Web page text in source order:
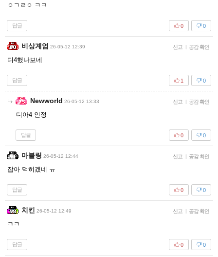
ㅇㄱㄹㅇ ㅋㅋ
답글 0
0
비상계엄 26-05-12 12:39 신고 공감 확인
디4했나보네
답글 0
1
Newworld 26-05-12 13:33 신고 공감 확인
디아4 인정
답글 0
0
마블링 26-05-12 12:44 신고 공감 확인
잡아 먹히겠네 ㅠ
답글 0
0
치킨 26-05-12 12:49 신고 공감 확인
ㅋㅋ
답글 0
0